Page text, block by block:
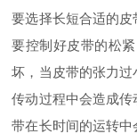
要选择长短合适的
要控制好皮带的松
坏，当皮带的张力
传动过程中会造成
带在长时间的运转